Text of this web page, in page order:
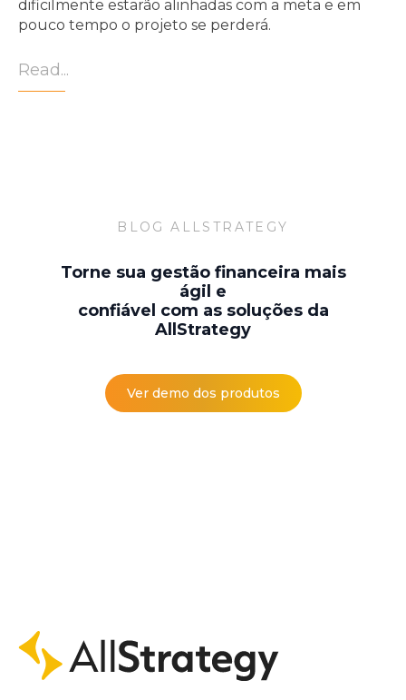
dificilmente estarão alinhadas com a meta e em
pouco tempo o projeto se perderá.
Read...
BLOG ALLSTRATEGY
Torne sua gestão financeira mais
ágil e
confiável com as soluções da
AllStrategy
Ver demo dos produtos